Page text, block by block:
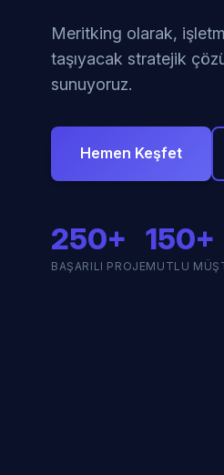
Meritking olarak,
taşıyacak stratejik
sunuyoruz.
Hemen Keşfet
250+
BAŞARILI PROJE
150+
MUTLU